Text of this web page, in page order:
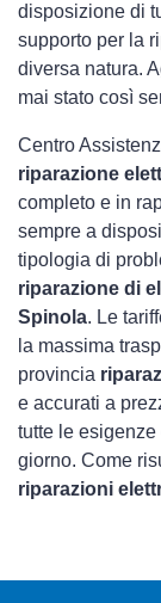
disposizione di
supporto per la
diversa natura.
mai stato così
Centro
riparazione
completo e in
sempre a
tipologia di
riparazione di
Spinola. Le
la massima
provincia
e accurati a
tutte le
giorno. Come
riparazioni